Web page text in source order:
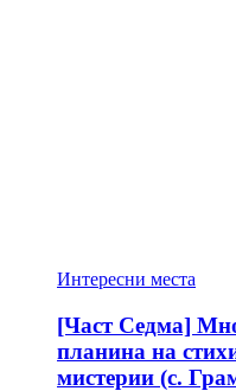
Интересни места
[Част Седма]
планина на
мистерии (с.